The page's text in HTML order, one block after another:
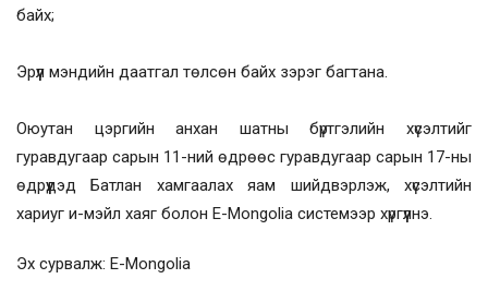
байх;
Эрүүл мэндийн даатгал төлсөн байх зэрэг багтана.
Оюутан цэргийн анхан шатны бүртгэлийн хүсэлтийг
гуравдугаар сарын 11-ний өдрөөс гуравдугаар сарын 17-ны
өдрүүдэд Батлан хамгаалах яам шийдвэрлэж, хүсэлтийн
хариуг и-мэйл хаяг болон E-Mongolia системээр хүргүүлнэ.
Эх сурвалж: E-Mongolia